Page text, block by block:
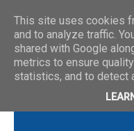
This site uses cookies
and to analyze traffic.
shared with Google
metrics to ensure
statistics, and to detect